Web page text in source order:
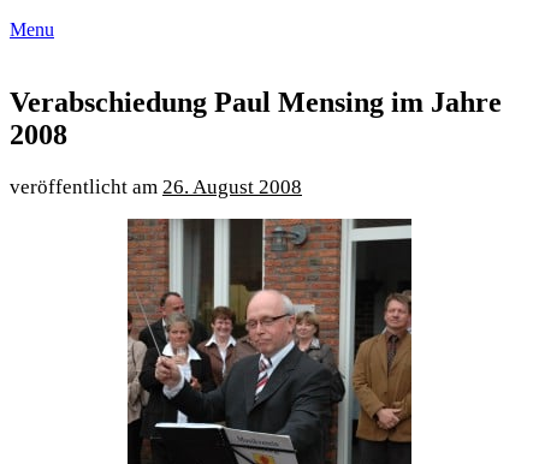
Menu
Verabschiedung Paul Mensing im Jahre
2008
26. August 2008